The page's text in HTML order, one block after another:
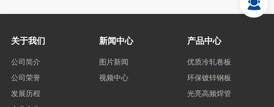
关于我们
公司简介
公司荣誉
发展历程
新闻中心
图片新闻
视频中心
产品中心
优质冷轧卷板
环保镀锌钢板
光亮高频焊管